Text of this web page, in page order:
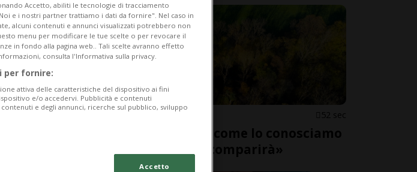
SVIZZERA 52 sec
«Il bosco come lo conosciamo
adesso scomparirà»
Accetto, abiliti le tecnologie di tracciamento
e i nostri partner trattiamo i dati da fornire". Nel caso in
alcuni contenuti e annunci visualizzati potrebbero non
menu per modificare le tue scelte o per revocare il
in fondo alla pagina web.. Tali scelte avranno effetto
consulta l'Informativa sulla privacy.
per fornire:
attiva delle caratteristiche del dispositivo ai fini
e/o accedervi. Pubblicità e contenuti
e degli annunci, ricerche sul pubblico, sviluppo
Accetto